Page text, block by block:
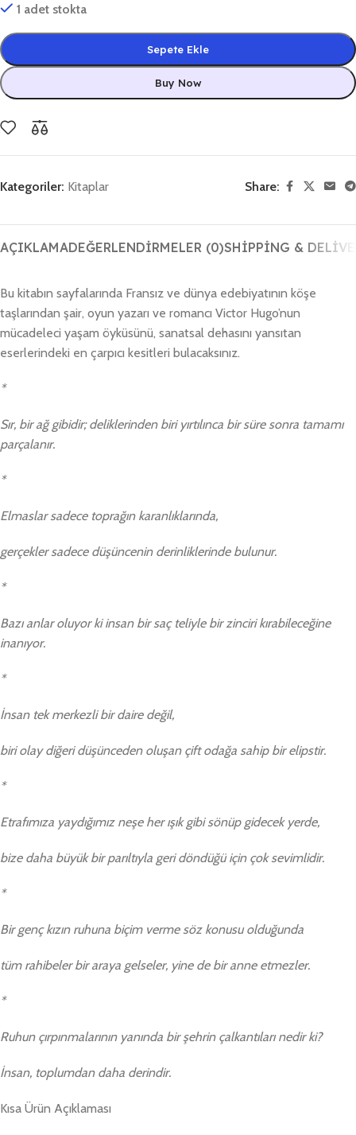
1 adet stokta
Sepete Ekle
Buy Now
Kategoriler: Kitaplar Share:
AÇIKLAMADEĞERLENDIRMELER (0)SHIPPING &
Bu kitabın sayfalarında Fransız ve dünya edebiyatının köşe
taşlarından şair, oyun yazarı ve romancı Victor Hugo’nun
mücadeleci yaşam öyküsünü, sanatsal dehasını yansıtan
eserlerindeki en çarpıcı kesitleri bulacaksınız.
*
Sır, bir ağ gibidir; deliklerinden biri yırtılınca bir süre sonra tamamı
parçalanır.
*
Elmaslar sadece toprağın karanlıklarında,
gerçekler sadece düşüncenin derinliklerinde bulunur.
*
Bazı anlar oluyor ki insan bir saç teliyle bir zinciri kırabileceğine
inanıyor.
*
İnsan tek merkezli bir daire değil,
biri olay diğeri düşünceden oluşan çift odağa sahip bir elipstir.
*
Etrafımıza yaydığımız neşe her ışık gibi sönüp gidecek yerde,
bize daha büyük bir parıltıyla geri döndüğü için çok sevimlidir.
*
Bir genç kızın ruhuna biçim verme söz konusu olduğunda
tüm rahibeler bir araya gelseler, yine de bir anne etmezler.
*
Ruhun çırpınmalarının yanında bir şehrin çalkantıları nedir ki?
İnsan, toplumdan daha derindir.
Kısa Ürün Açıklaması